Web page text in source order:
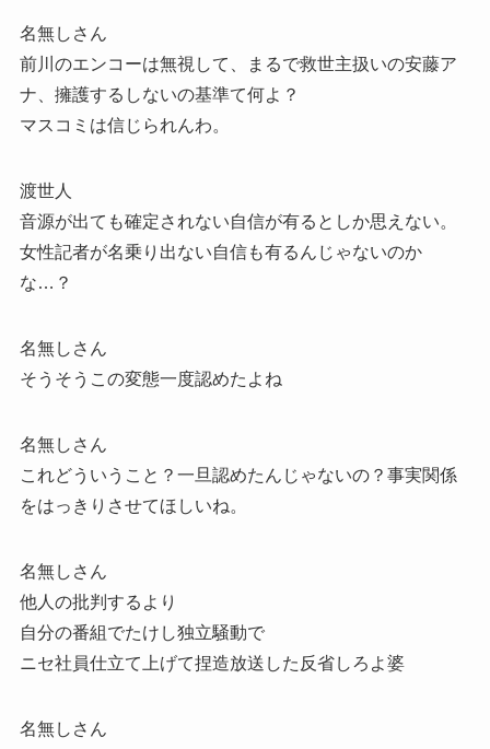
名無しさん
前川のエンコーは無視して、まるで救世主扱いの安藤ア
ナ、擁護するしないの基準て何よ？
マスコミは信じられんわ。
渡世人
音源が出ても確定されない自信が有るとしか思えない。
女性記者が名乗り出ない自信も有るんじゃないのか
な…？
名無しさん
そうそうこの変態一度認めたよね
名無しさん
これどういうこと？一旦認めたんじゃないの？事実関係
をはっきりさせてほしいね。
名無しさん
他人の批判するより
自分の番組でたけし独立騒動で
ニセ社員仕立て上げて捏造放送した反省しろよ婆
名無しさん